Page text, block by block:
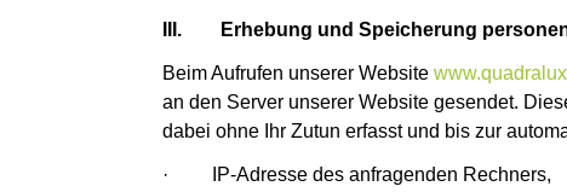
III. Erhebung und Speicherung
Beim Aufrufen unserer Website
an den Server unserer Website gesendet.
dabei ohne Ihr Zutun erfasst und bis zur
· IP-Adresse des anfragenden Rechners,